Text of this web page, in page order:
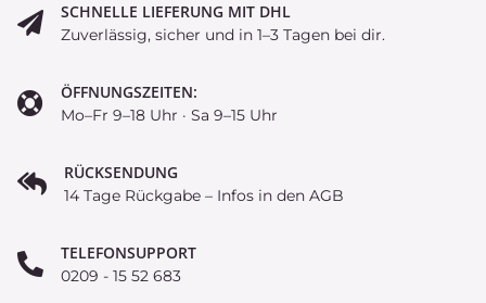
SCHNELLE LIEFERUNG MIT DHL
Zuverlässig, sicher und in 1–3 Tagen bei dir.
ÖFFNUNGSZEITEN:
Mo–Fr 9–18 Uhr · Sa 9–15 Uhr
RÜCKSENDUNG
14 Tage Rückgabe – Infos in den AGB
TELEFONSUPPORT
0209 - 15 52 683